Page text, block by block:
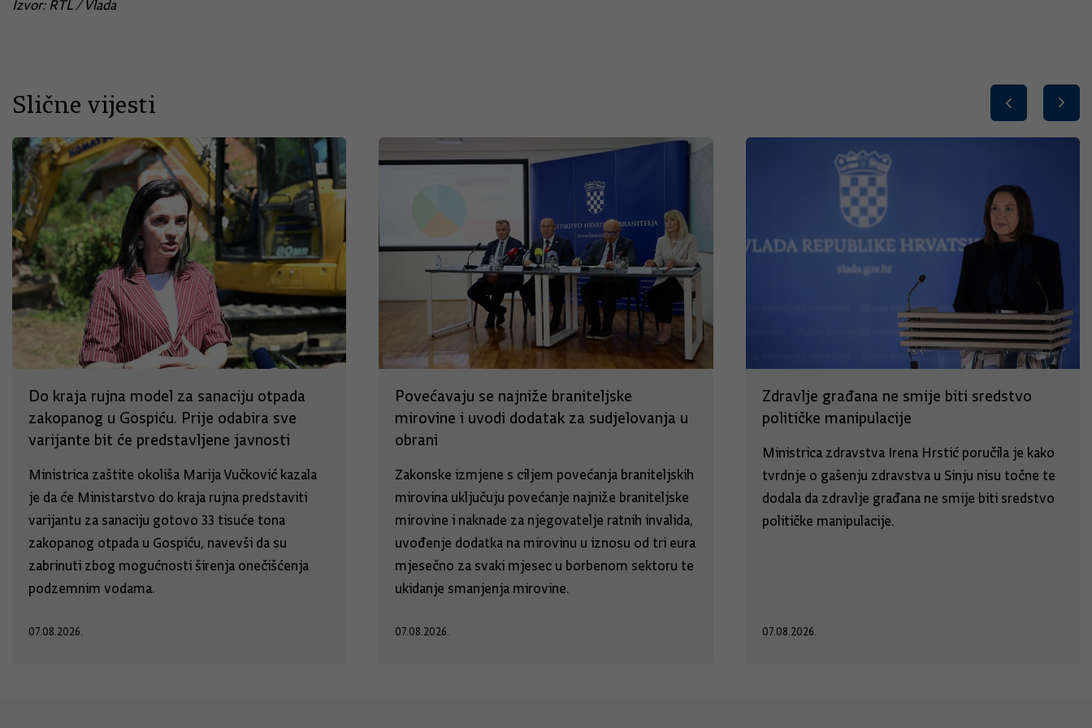
Izvor: RTL / Vlada
Slične vijesti
Do kraja rujna model za sanaciju otpada
zakopanog u Gospiću. Prije odabira sve
varijante bit će predstavljene javnosti
Ministrica zaštite okoliša Marija Vučković kazala
je da će Ministarstvo do kraja rujna predstaviti
varijantu za sanaciju gotovo 33 tisuće tona
zakopanog otpada u Gospiću, navevši da su
zabrinuti zbog mogućnosti širenja onečišćenja
podzemnim vodama.
07.08.2026.
Povećavaju se najniže braniteljske
mirovine i uvodi dodatak za sudjelovanja u
obrani
Zakonske izmjene s ciljem povećanja braniteljskih
mirovina uključuju povećanje najniže braniteljske
mirovine i naknade za njegovatelje ratnih invalida,
uvođenje dodatka na mirovinu u iznosu od tri eura
mjesečno za svaki mjesec u borbenom sektoru te
ukidanje smanjenja mirovine.
07.08.2026.
Zdravlje građana ne smije biti sredstvo
političke manipulacije
Ministrica zdravstva Irena Hrstić poručila je kako
tvrdnje o gašenju zdravstva u Sinju nisu točne te
dodala da zdravlje građana ne smije biti sredstvo
političke manipulacije.
07.08.2026.